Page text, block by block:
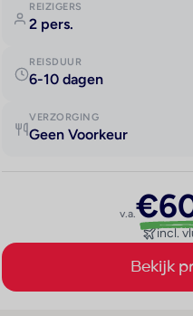
REIZIGERS
2 pers.
REISDUUR
6-10 dagen
VERZORGING
Geen Voorkeur
v.a.
incl.
Bekijk